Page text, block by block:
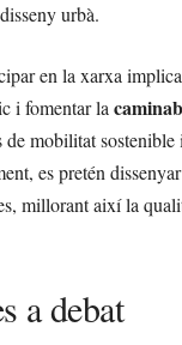
urbà.
en la xarxa
i fomentar la
mobilitat sostenible
es pretén
millorant així la
a debat